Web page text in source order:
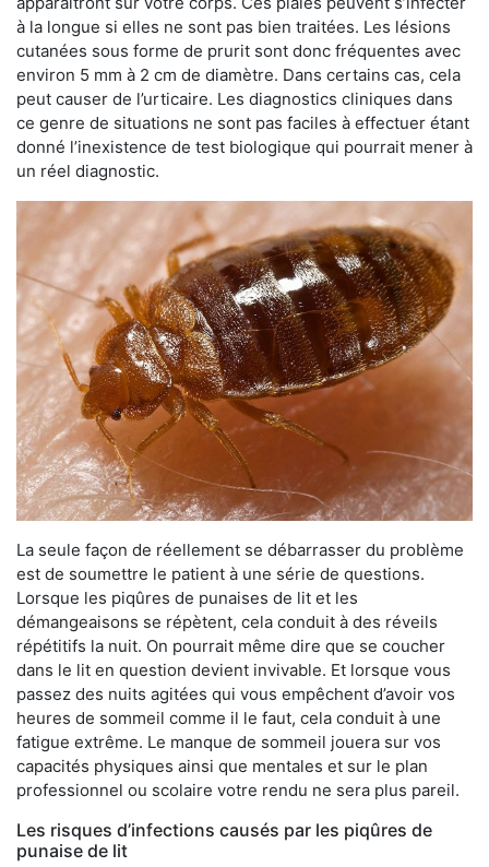
à la longue si elles ne sont pas bien traitées. Les lésions
cutanées sous forme de prurit sont donc fréquentes avec
environ 5 mm à 2 cm de diamètre. Dans certains cas, cela
peut causer de l’urticaire. Les diagnostics cliniques dans
ce genre de situations ne sont pas faciles à effectuer étant
donné l’inexistence de test biologique qui pourrait mener à
un réel diagnostic.
La seule façon de réellement se débarrasser du problème
est de soumettre le patient à une série de questions.
Lorsque les piqûres de punaises de lit et les
démangeaisons se répètent, cela conduit à des réveils
répétitifs la nuit. On pourrait même dire que se coucher
dans le lit en question devient invivable. Et lorsque vous
passez des nuits agitées qui vous empêchent d’avoir vos
heures de sommeil comme il le faut, cela conduit à une
fatigue extrême. Le manque de sommeil jouera sur vos
capacités physiques ainsi que mentales et sur le plan
professionnel ou scolaire votre rendu ne sera plus pareil.
Les risques d’infections causés par les piqûres de
punaise de lit